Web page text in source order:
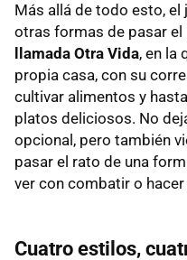
Más allá de todo esto,
otras formas de pasar el
llamada Otra Vida, en la
propia casa, con su
cultivar alimentos y
platos deliciosos. No
opcional, pero también
pasar el rato de una
ver con combatir o
Cuatro estilos,